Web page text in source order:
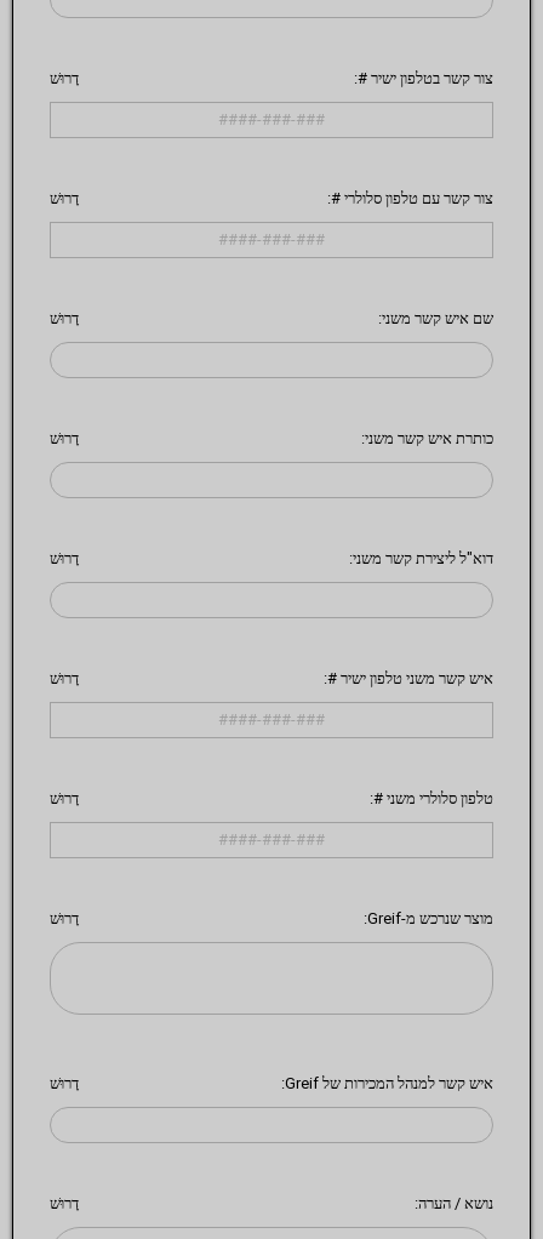
צור קשר בטלפון ישיר #: דָרוּשׁ
צור קשר עם טלפון סלולרי #: דָרוּשׁ
שם איש קשר משני: דָרוּשׁ
כותרת איש קשר משני: דָרוּשׁ
דוא"ל ליצירת קשר משני: דָרוּשׁ
איש קשר משני טלפון ישיר #: דָרוּשׁ
טלפון סלולרי משני #: דָרוּשׁ
מוצר שנרכש מ-Greif: דָרוּשׁ
איש קשר למנהל המכירות של Greif: דָרוּשׁ
נושא / הערה: דָרוּשׁ